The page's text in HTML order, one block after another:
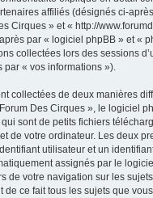
affiliés (désignés ci-
Cirques » et « http://
par « logiciel phpBB » et «
collectées lors des sessions
par « vos informations »).
collectées de deux manières
Des Cirques », le logiciel
sont de petits fichiers
de votre ordinateur. Les deux
utilisateur et un
assignés par le
de votre navigation sur les
de ce fait tous les sujets que